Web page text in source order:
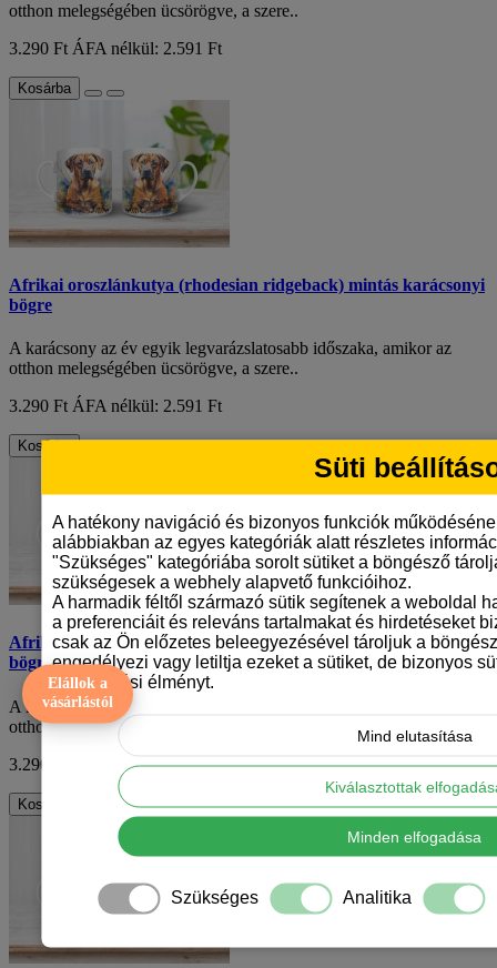
otthon melegségében ücsörögve, a szere..
3.290 Ft ÁFA nélkül: 2.591 Ft
Kosárba
Afrikai oroszlánkutya (rhodesian ridgeback) mintás karácsonyi
bögre
A karácsony az év egyik legvarázslatosabb időszaka, amikor az
otthon melegségében ücsörögve, a szere..
3.290 Ft ÁFA nélkül: 2.591 Ft
Kosárba
Afrikai oroszlánkutya (rhodesian ridgeback) mintás karácsonyi
bögre
A karácsony az év egyik legvarázslatosabb időszaka, amikor az
otthon melegségében ücsörögve, a szere..
3.290 Ft
ÁFA nélkül: 2.591 Ft
Kosárba
Elállok a
vásárlástól
Süti
A hatékony navigáció és bizonyos funkciók
alábbiakban az egyes kategóriák alatt részletes
"Szükséges" kategóriába sorolt sütiket a böngésző
szükségesek a webhely alapvető funkcióihoz.
A harmadik féltől származó sütik segítenek a weboldal
a preferenciáit és releváns tartalmakat és hirdetéseket
csak az Ön előzetes beleegyezésével tároljuk a
engedélyezi vagy letiltja ezeket a sütiket, de bizonyos
böngészési élményt.
Mind elutasítása
Kiválasztottak
Minden elfogadása
Szükséges Analitika